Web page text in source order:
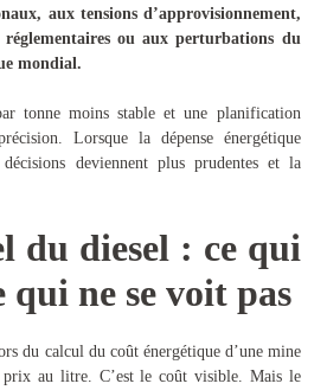
aux tensions d’approvisionnement,
réglementaires ou aux perturbations du
mondial.
tonne moins stable et une planification
Lorsque la dépense énergétique
deviennent plus prudentes et la
du diesel : ce qui
qui ne se voit pas
du calcul du coût énergétique d’une mine
prix au litre. C’est le coût visible. Mais le